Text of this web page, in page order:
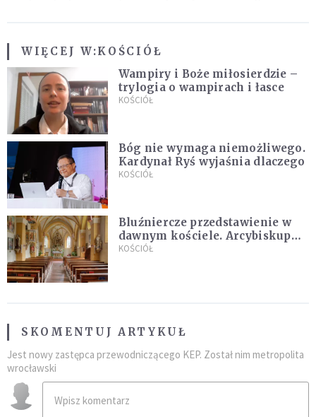
WIĘCEJ W:KOŚCIÓŁ
Wampiry i Boże miłosierdzie –
trylogia o wampirach i łasce
KOŚCIÓŁ
Bóg nie wymaga niemożliwego.
Kardynał Ryś wyjaśnia dlaczego
KOŚCIÓŁ
Bluźniercze przedstawienie w
dawnym kościele. Arcybiskup
stanowczo reaguje
KOŚCIÓŁ
SKOMENTUJ ARTYKUŁ
Jest nowy zastępca przewodniczącego KEP. Został nim metropolita
wrocławski